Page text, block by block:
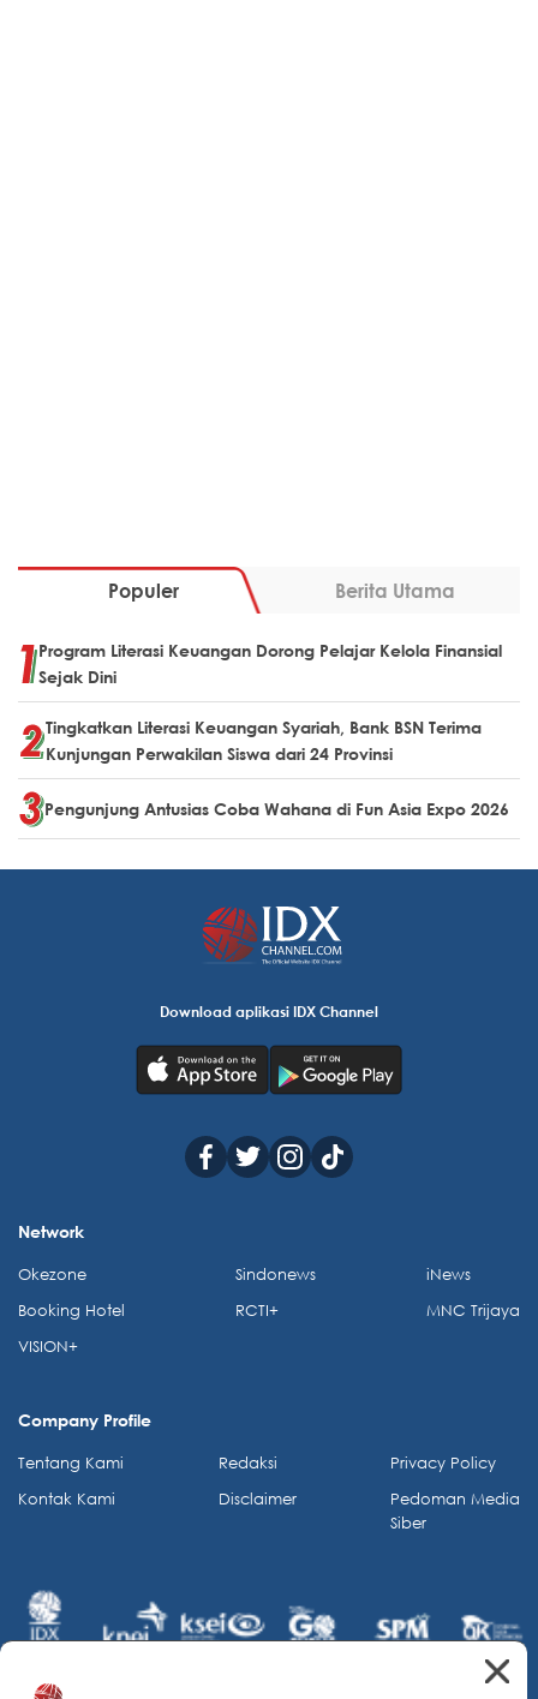
Populer Berita Utama
Program Literasi Keuangan Dorong Pelajar Kelola Finansial
Sejak Dini
Tingkatkan Literasi Keuangan Syariah, Bank BSN Terima
Kunjungan Perwakilan Siswa dari 24 Provinsi
Pengunjung Antusias Coba Wahana di Fun Asia Expo 2026
Download aplikasi IDX Channel
Network
Okezone
Booking Hotel
VISION+
Sindonews
RCTI+
iNews
MNC Trijaya
Company Profile
Tentang Kami
Kontak Kami
Redaksi
Disclaimer
Privacy Policy
Pedoman Media
Siber